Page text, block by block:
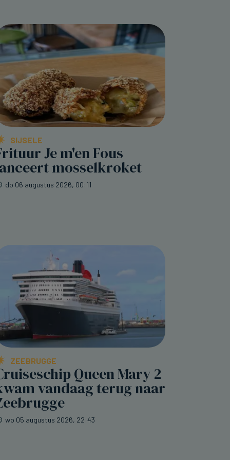
SIJSELE
Je m'en Fous
mosselkroket
do 06 augustus 2026, 00:11
ZEEBRUGGE
Queen Mary 2
vandaag terug naar
wo 05 augustus 2026, 22:43